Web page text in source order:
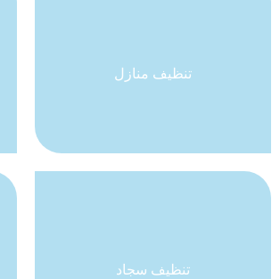
تنظيف منازل
تنظيف منازل
تنظيف سجاد
تنظيف سجاد